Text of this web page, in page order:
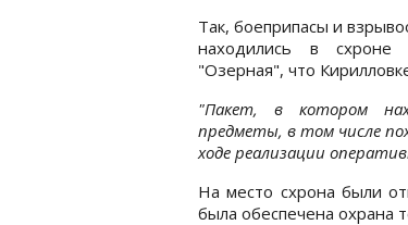
Так, боеприпасы и
находились в
"Озерная", что
"Пакет, в котором
предметы, в том числе
ходе реализации
На место схрона были
была обеспечена охрана